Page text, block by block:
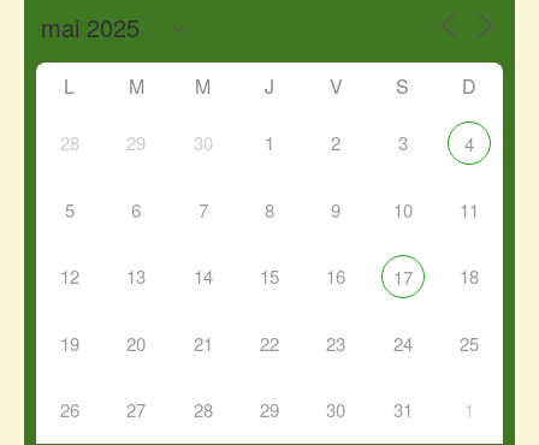
L M M J V S D
28 29 30 1 2 3 4
5 6 7 8 9 10 11
12 13 14 15 16 17 18
19 20 21 22 23 24 25
26 27 28 29 30 31 1